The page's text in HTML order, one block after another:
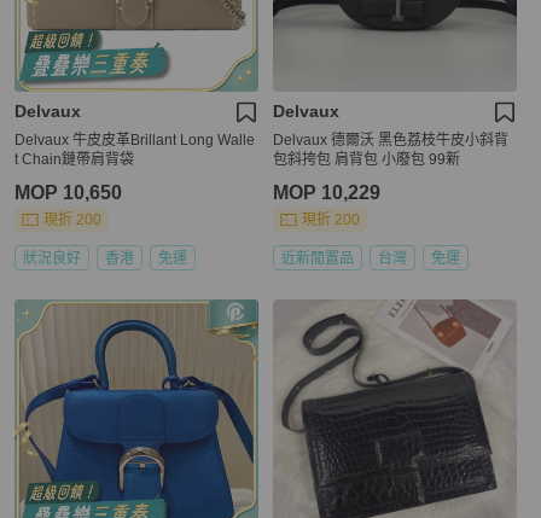
Delvaux
Delvaux 牛皮皮革Brillant Long Walle
t Chain鏈帶肩背袋
MOP 10,650
現折 200
狀況良好 香港 免運
Delvaux
Delvaux 德爾沃 黑色荔枝牛皮小斜背
包斜挎包 肩背包 小廢包 99新
MOP 10,229
現折 200
近新閒置品 台灣 免運